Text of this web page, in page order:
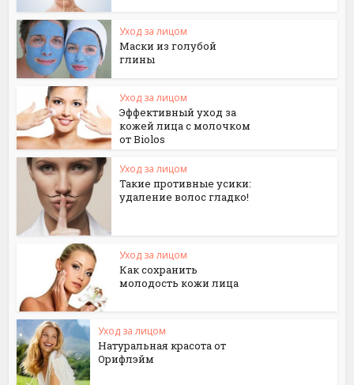
Уход за лицом
Маски из голубой
глины
Уход за лицом
Эффективный уход за
кожей лица с молочком
от Вiolos
Уход за лицом
Такие противные усики:
удаление волос гладко!
Уход за лицом
Как сохранить
молодость кожи лица
Уход за лицом
Натуральная красота от
Орифлэйм